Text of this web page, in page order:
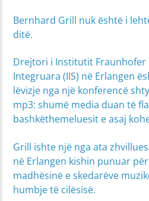
Bernhard Grill nuk është i
ditë.
Drejtori i Institutit Fraunhofer
Integruara (IIS) në Erlangen
lëvizje nga një konferencë
mp3: shumë media duan të
bashkëthemeluesit e asaj
Grill ishte një nga ata
në Erlangen kishin punuar
madhësinë e skedarëve
humbje të cilësisë.